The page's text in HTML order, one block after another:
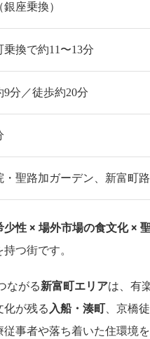
座乗換）
換で約11〜13分
分／徒歩約20分
聖路加ガーデン、新富町
少性 × 場外市場の食文化 ×
つ街です。
ながる新富町エリアは、有
化が残る 入船・湊町、京橋
事者や落ち着いた住環境